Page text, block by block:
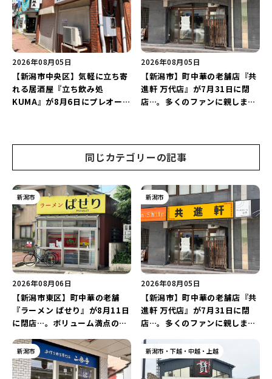
2026年08月05日
【新潟市中央区】気軽に立ち寄
れる居酒屋『立ち飲み処
KUMA』が8月6日にプレオープ
2026年08月05日
【新潟市】町中華の老舗店『共
進軒 万代店』が7月31日に閉
店…。多くのファンに親しまれ
同じカテゴリーの記事
新潟市
2026年08月06日
【新潟市東区】町中華の老舗
『ラーメン ぱせり』が8月11日
に閉店…。ボリューム満点の名
新潟市
2026年08月05日
【新潟市】町中華の老舗店『共
進軒 万代店』が7月31日に閉
店…。多くのファンに親しまれ
新潟市 新潟市・下越・中越・上越